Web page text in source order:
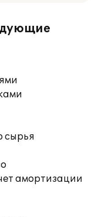
сырья
амортизации